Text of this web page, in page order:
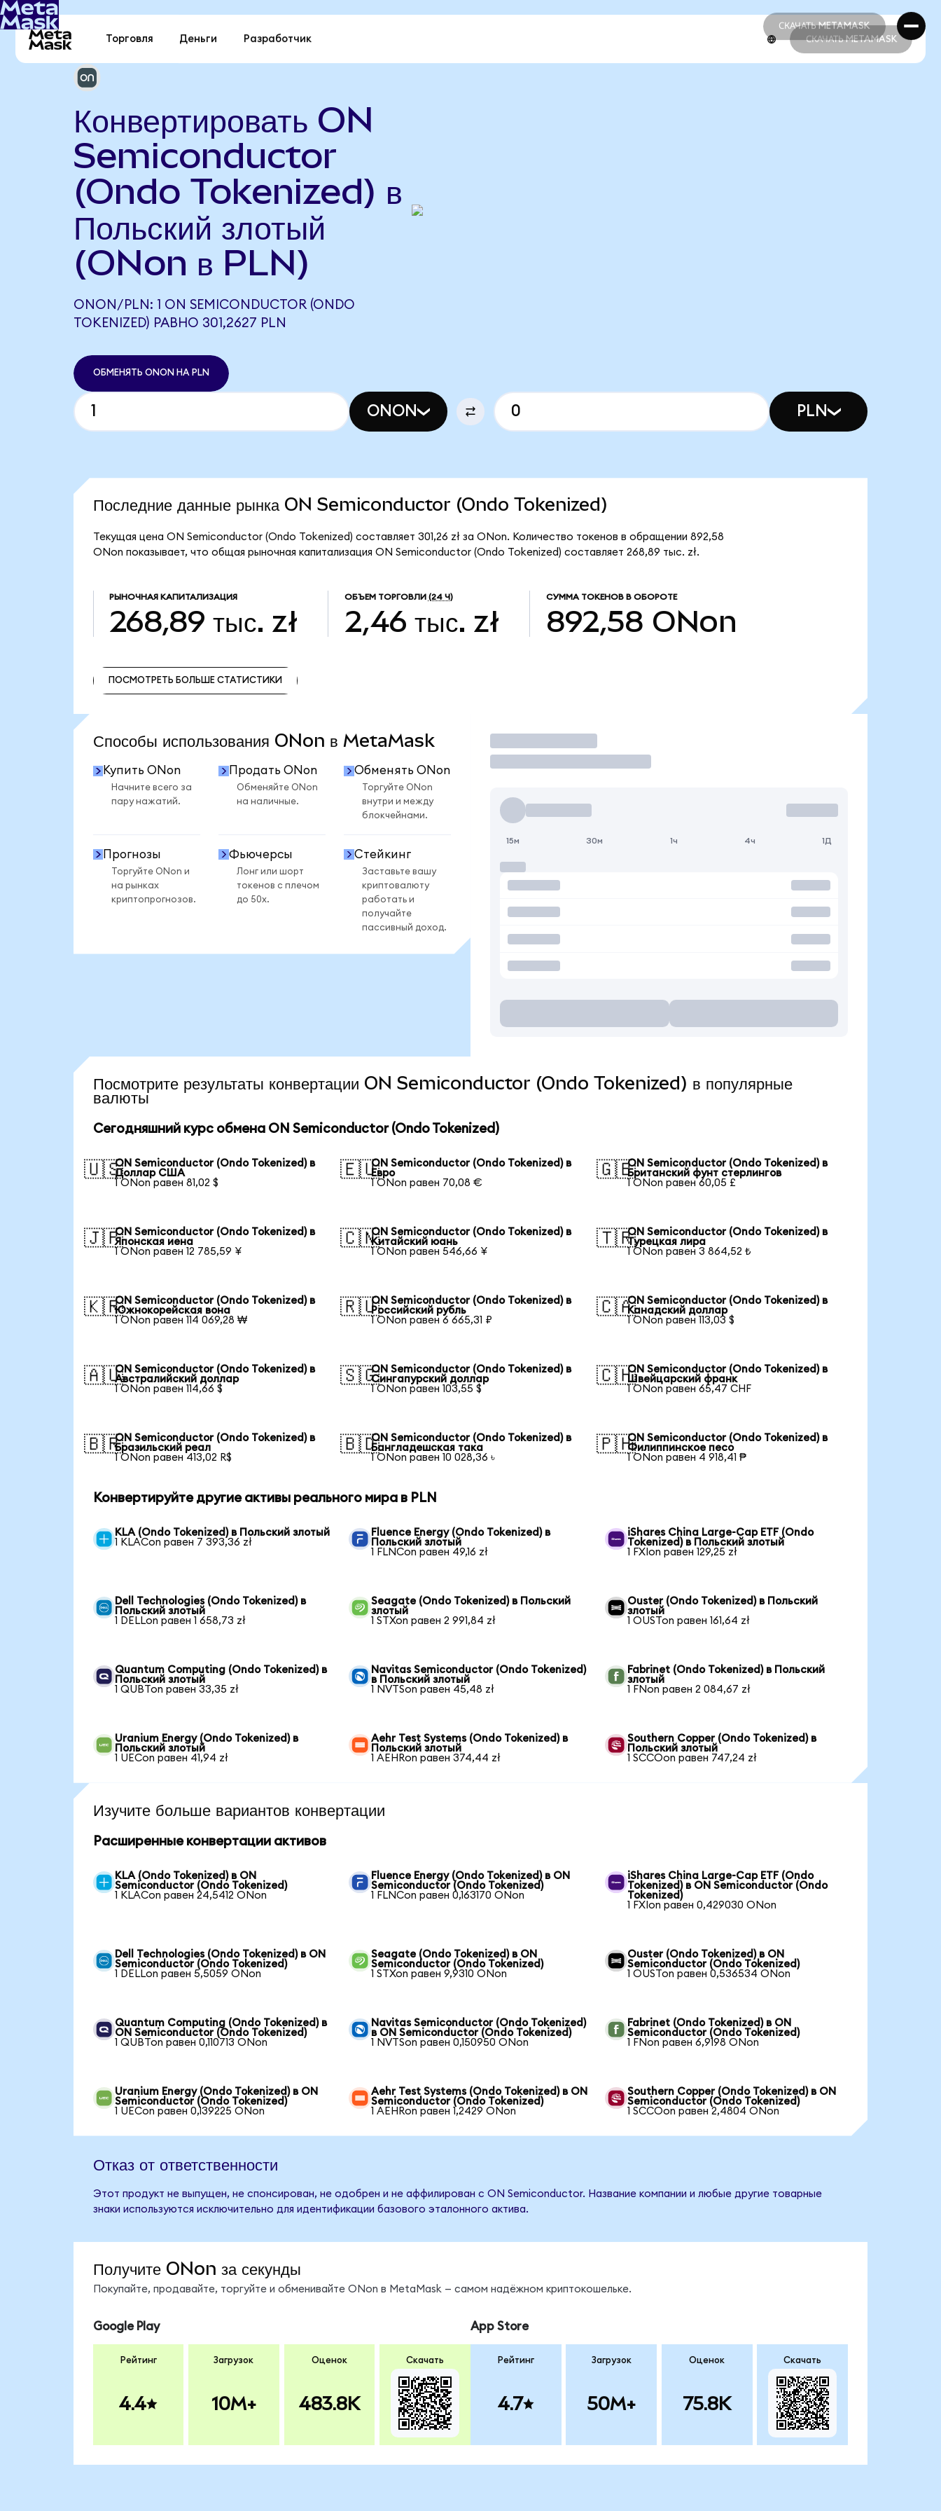
СКАЧАТЬ METAMASK
СКАЧАТЬ METAMASK
Торговля Деньги Разработчик СКАЧАТЬ METAMASK
Конвертировать ON
Semiconductor
(Ondo Tokenized) в
Польский злотый
(ONon в PLN)
ONON/PLN: 1 ON SEMICONDUCTOR (ONDO
TOKENIZED) РАВНО 301,2627 PLN
ОБМЕНЯТЬ ONON НА PLN
ONON PLN
Последние данные рынка ON Semiconductor (Ondo Tokenized)
Текущая цена ON Semiconductor (Ondo Tokenized) составляет 301,26 zł за ONon. Количество токенов в обращении 892,58
ONon показывает, что общая рыночная капитализация ON Semiconductor (Ondo Tokenized) составляет 268,89 тыс. zł.
РЫНОЧНАЯ КАПИТАЛИЗАЦИЯ
268,89 тыс. zł
ОБЪЕМ ТОРГОВЛИ (24 Ч)
2,46 тыс. zł
СУММА ТОКЕНОВ В ОБОРОТЕ
892,58 ONon
ПОСМОТРЕТЬ БОЛЬШЕ СТАТИСТИКИ
Способы использования ONon в MetaMask
Купить ONon
Начните всего за
пару нажатий.
Продать ONon
Обменяйте ONon
на наличные.
Обменять ONon
Торгуйте ONon
внутри и между
блокчейнами.
Прогнозы
Торгуйте ONon и
на рынках
криптопрогнозов.
Фьючерсы
Лонг или шорт
токенов с плечом
до 50x.
Стейкинг
Заставьте вашу
криптовалюту
работать и
получайте
пассивный доход.
Торговать
15м 30м 1ч 4ч 1Д
Посмотрите результаты конвертации ON Semiconductor (Ondo Tokenized) в популярные
валюты
Сегодняшний курс обмена ON Semiconductor (Ondo Tokenized)
🇺🇸ON Semiconductor (Ondo Tokenized) в
Доллар США
1 ONon равен 81,02 $
🇪🇺ON Semiconductor (Ondo Tokenized) в
Евро
1 ONon равен 70,08 €
🇬🇧ON Semiconductor (Ondo Tokenized) в
Британский фунт стерлингов
1 ONon равен 60,05 £
🇯🇵ON Semiconductor (Ondo Tokenized) в
Японская иена
1 ONon равен 12 785,59 ¥
🇨🇳ON Semiconductor (Ondo Tokenized) в
Китайский юань
1 ONon равен 546,66 ¥
🇹🇷ON Semiconductor (Ondo Tokenized) в
Турецкая лира
1 ONon равен 3 864,52 ₺
🇰🇷ON Semiconductor (Ondo Tokenized) в
Южнокорейская вона
1 ONon равен 114 069,28 ₩
🇷🇺ON Semiconductor (Ondo Tokenized) в
Российский рубль
1 ONon равен 6 665,31 ₽
🇨🇦ON Semiconductor (Ondo Tokenized) в
Канадский доллар
1 ONon равен 113,03 $
🇦🇺ON Semiconductor (Ondo Tokenized) в
Австралийский доллар
1 ONon равен 114,66 $
🇸🇬ON Semiconductor (Ondo Tokenized) в
Сингапурский доллар
1 ONon равен 103,55 $
🇨🇭ON Semiconductor (Ondo Tokenized) в
Швейцарский франк
1 ONon равен 65,47 CHF
🇧🇷ON Semiconductor (Ondo Tokenized) в
Бразильский реал
1 ONon равен 413,02 R$
🇧🇩ON Semiconductor (Ondo Tokenized) в
Бангладешская така
1 ONon равен 10 028,36 ৳
🇵🇭ON Semiconductor (Ondo Tokenized) в
Филиппинское песо
1 ONon равен 4 918,41 ₱
Конвертируйте другие активы реального мира в PLN
KLA (Ondo Tokenized) в Польский злотый
1 KLACon равен 7 393,36 zł
Fluence Energy (Ondo Tokenized) в
Польский злотый
1 FLNCon равен 49,16 zł
iShares China Large-Cap ETF (Ondo
Tokenized) в Польский злотый
1 FXIon равен 129,25 zł
Dell Technologies (Ondo Tokenized) в
Польский злотый
1 DELLon равен 1 658,73 zł
Seagate (Ondo Tokenized) в Польский
злотый
1 STXon равен 2 991,84 zł
Ouster (Ondo Tokenized) в Польский
злотый
1 OUSTon равен 161,64 zł
Quantum Computing (Ondo Tokenized) в
Польский злотый
1 QUBTon равен 33,35 zł
Navitas Semiconductor (Ondo Tokenized)
в Польский злотый
1 NVTSon равен 45,48 zł
Fabrinet (Ondo Tokenized) в Польский
злотый
1 FNon равен 2 084,67 zł
Uranium Energy (Ondo Tokenized) в
Польский злотый
1 UECon равен 41,94 zł
Aehr Test Systems (Ondo Tokenized) в
Польский злотый
1 AEHRon равен 374,44 zł
Southern Copper (Ondo Tokenized) в
Польский злотый
1 SCCOon равен 747,24 zł
Изучите больше вариантов конвертации
Расширенные конвертации активов
KLA (Ondo Tokenized) в ON
Semiconductor (Ondo Tokenized)
1 KLACon равен 24,5412 ONon
Fluence Energy (Ondo Tokenized) в ON
Semiconductor (Ondo Tokenized)
1 FLNCon равен 0,163170 ONon
iShares China Large-Cap ETF (Ondo
Tokenized) в ON Semiconductor (Ondo
Tokenized)
1 FXIon равен 0,429030 ONon
Dell Technologies (Ondo Tokenized) в ON
Semiconductor (Ondo Tokenized)
1 DELLon равен 5,5059 ONon
Seagate (Ondo Tokenized) в ON
Semiconductor (Ondo Tokenized)
1 STXon равен 9,9310 ONon
Ouster (Ondo Tokenized) в ON
Semiconductor (Ondo Tokenized)
1 OUSTon равен 0,536534 ONon
Quantum Computing (Ondo Tokenized) в
ON Semiconductor (Ondo Tokenized)
1 QUBTon равен 0,110713 ONon
Navitas Semiconductor (Ondo Tokenized)
в ON Semiconductor (Ondo Tokenized)
1 NVTSon равен 0,150950 ONon
Fabrinet (Ondo Tokenized) в ON
Semiconductor (Ondo Tokenized)
1 FNon равен 6,9198 ONon
Uranium Energy (Ondo Tokenized) в ON
Semiconductor (Ondo Tokenized)
1 UECon равен 0,139225 ONon
Aehr Test Systems (Ondo Tokenized) в ON
Semiconductor (Ondo Tokenized)
1 AEHRon равен 1,2429 ONon
Southern Copper (Ondo Tokenized) в ON
Semiconductor (Ondo Tokenized)
1 SCCOon равен 2,4804 ONon
Отказ от ответственности
Этот продукт не выпущен, не спонсирован, не одобрен и не аффилирован с ON Semiconductor. Название компании и любые другие товарные
знаки используются исключительно для идентификации базового эталонного актива.
Получите ONon за секунды
Покупайте, продавайте, торгуйте и обменивайте ONon в MetaMask — самом надёжном криптокошельке.
Google Play
Рейтинг
4.4
Загрузок
10M+
Оценок
483.8K
Скачать
App Store
Рейтинг
4.7
Загрузок
50M+
Оценок
75.8K
Скачать